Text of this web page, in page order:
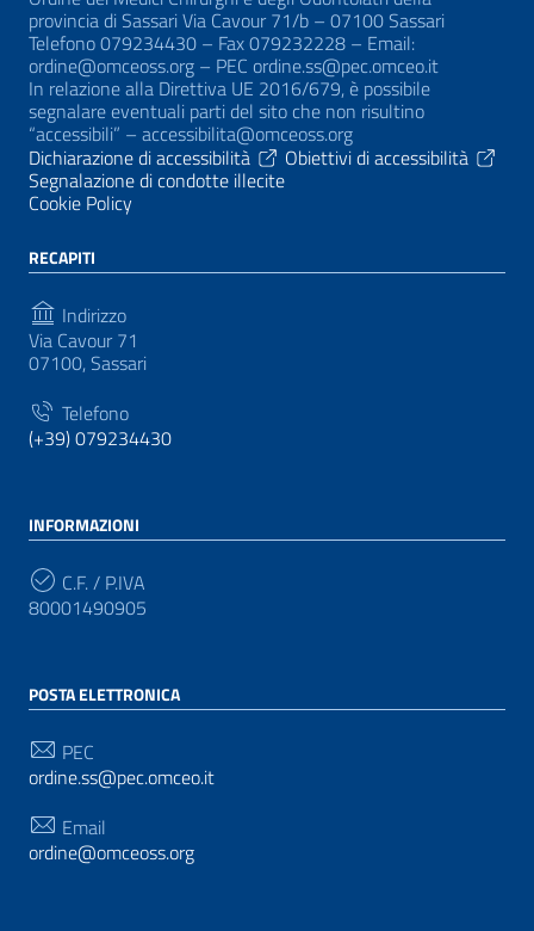
provincia di Sassari Via Cavour 71/b – 07100 Sassari
Telefono 079234430 – Fax 079232228 – Email:
ordine@omceoss.org – PEC ordine.ss@pec.omceo.it
In relazione alla Direttiva UE 2016/679, è possibile
segnalare eventuali parti del sito che non risultino
“accessibili” – accessibilita@omceoss.org
Dichiarazione di accessibilità
Obiettivi di accessibilità
Segnalazione di condotte illecite
Cookie Policy
RECAPITI
Indirizzo
Via Cavour 71
07100, Sassari
Telefono
(+39) 079234430
INFORMAZIONI
C.F. / P.IVA
80001490905
POSTA ELETTRONICA
PEC
ordine.ss@pec.omceo.it
Email
ordine@omceoss.org